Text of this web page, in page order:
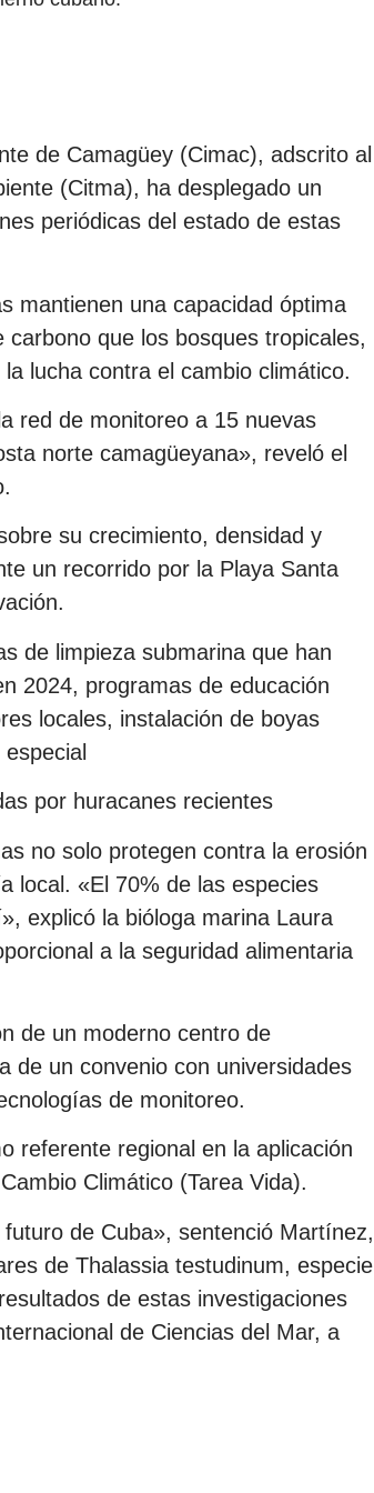
de Camagüey (Cimac), adscrito al
(Citma), ha desplegado un
periódicas del estado de estas
mantienen una capacidad óptima
que los bosques tropicales,
lucha contra el cambio climático.
red de monitoreo a 15 nuevas
norte camagüeyana», reveló el
su crecimiento, densidad y
un recorrido por la Playa Santa
de limpieza submarina que han
2024, programas de educación
locales, instalación de boyas
por huracanes recientes
no solo protegen contra la erosión
local. «El 70% de las especies
explicó la bióloga marina Laura
a la seguridad alimentaria
de un moderno centro de
de un convenio con universidades
de monitoreo.
referente regional en la aplicación
Climático (Tarea Vida).
de Cuba», sentenció Martínez,
de Thalassia testudinum, especie
de estas investigaciones
de Ciencias del Mar, a